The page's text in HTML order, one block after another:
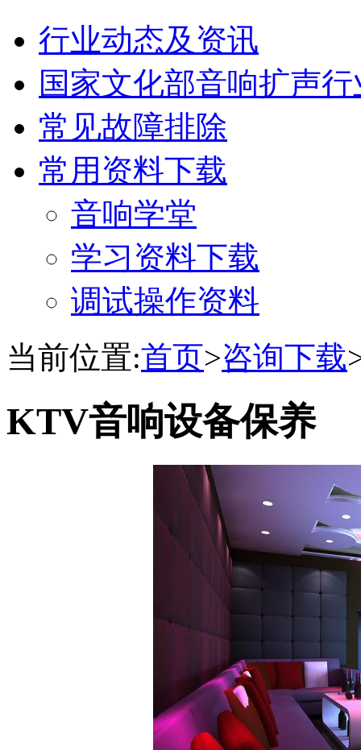
行业动态及资讯
国家文化部音响扩声
常见故障排除
常用资料下载
音响学堂
学习资料下载
调试操作资料
当前位置:首页>咨询下载
KTV音响设备保养